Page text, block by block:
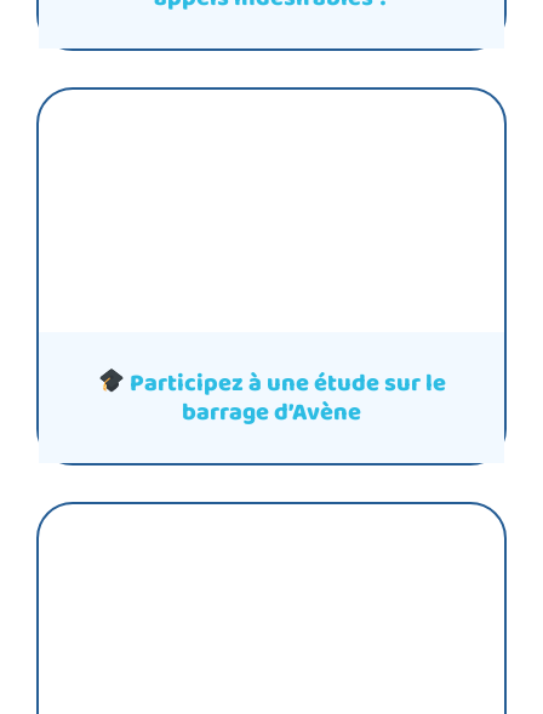
Participez à une étude sur le
barrage d’Avène